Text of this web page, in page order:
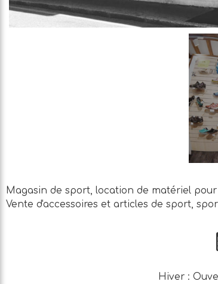
Magasin de sport, location de matériel pour
Vente d'accessoires et articles de sport,
Hiver :